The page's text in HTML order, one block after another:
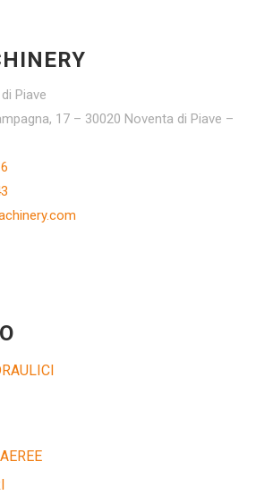
Piave
17 – 30020 Noventa di Piave –